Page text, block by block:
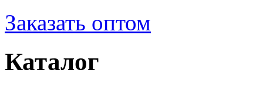
Заказать оптом
Каталог